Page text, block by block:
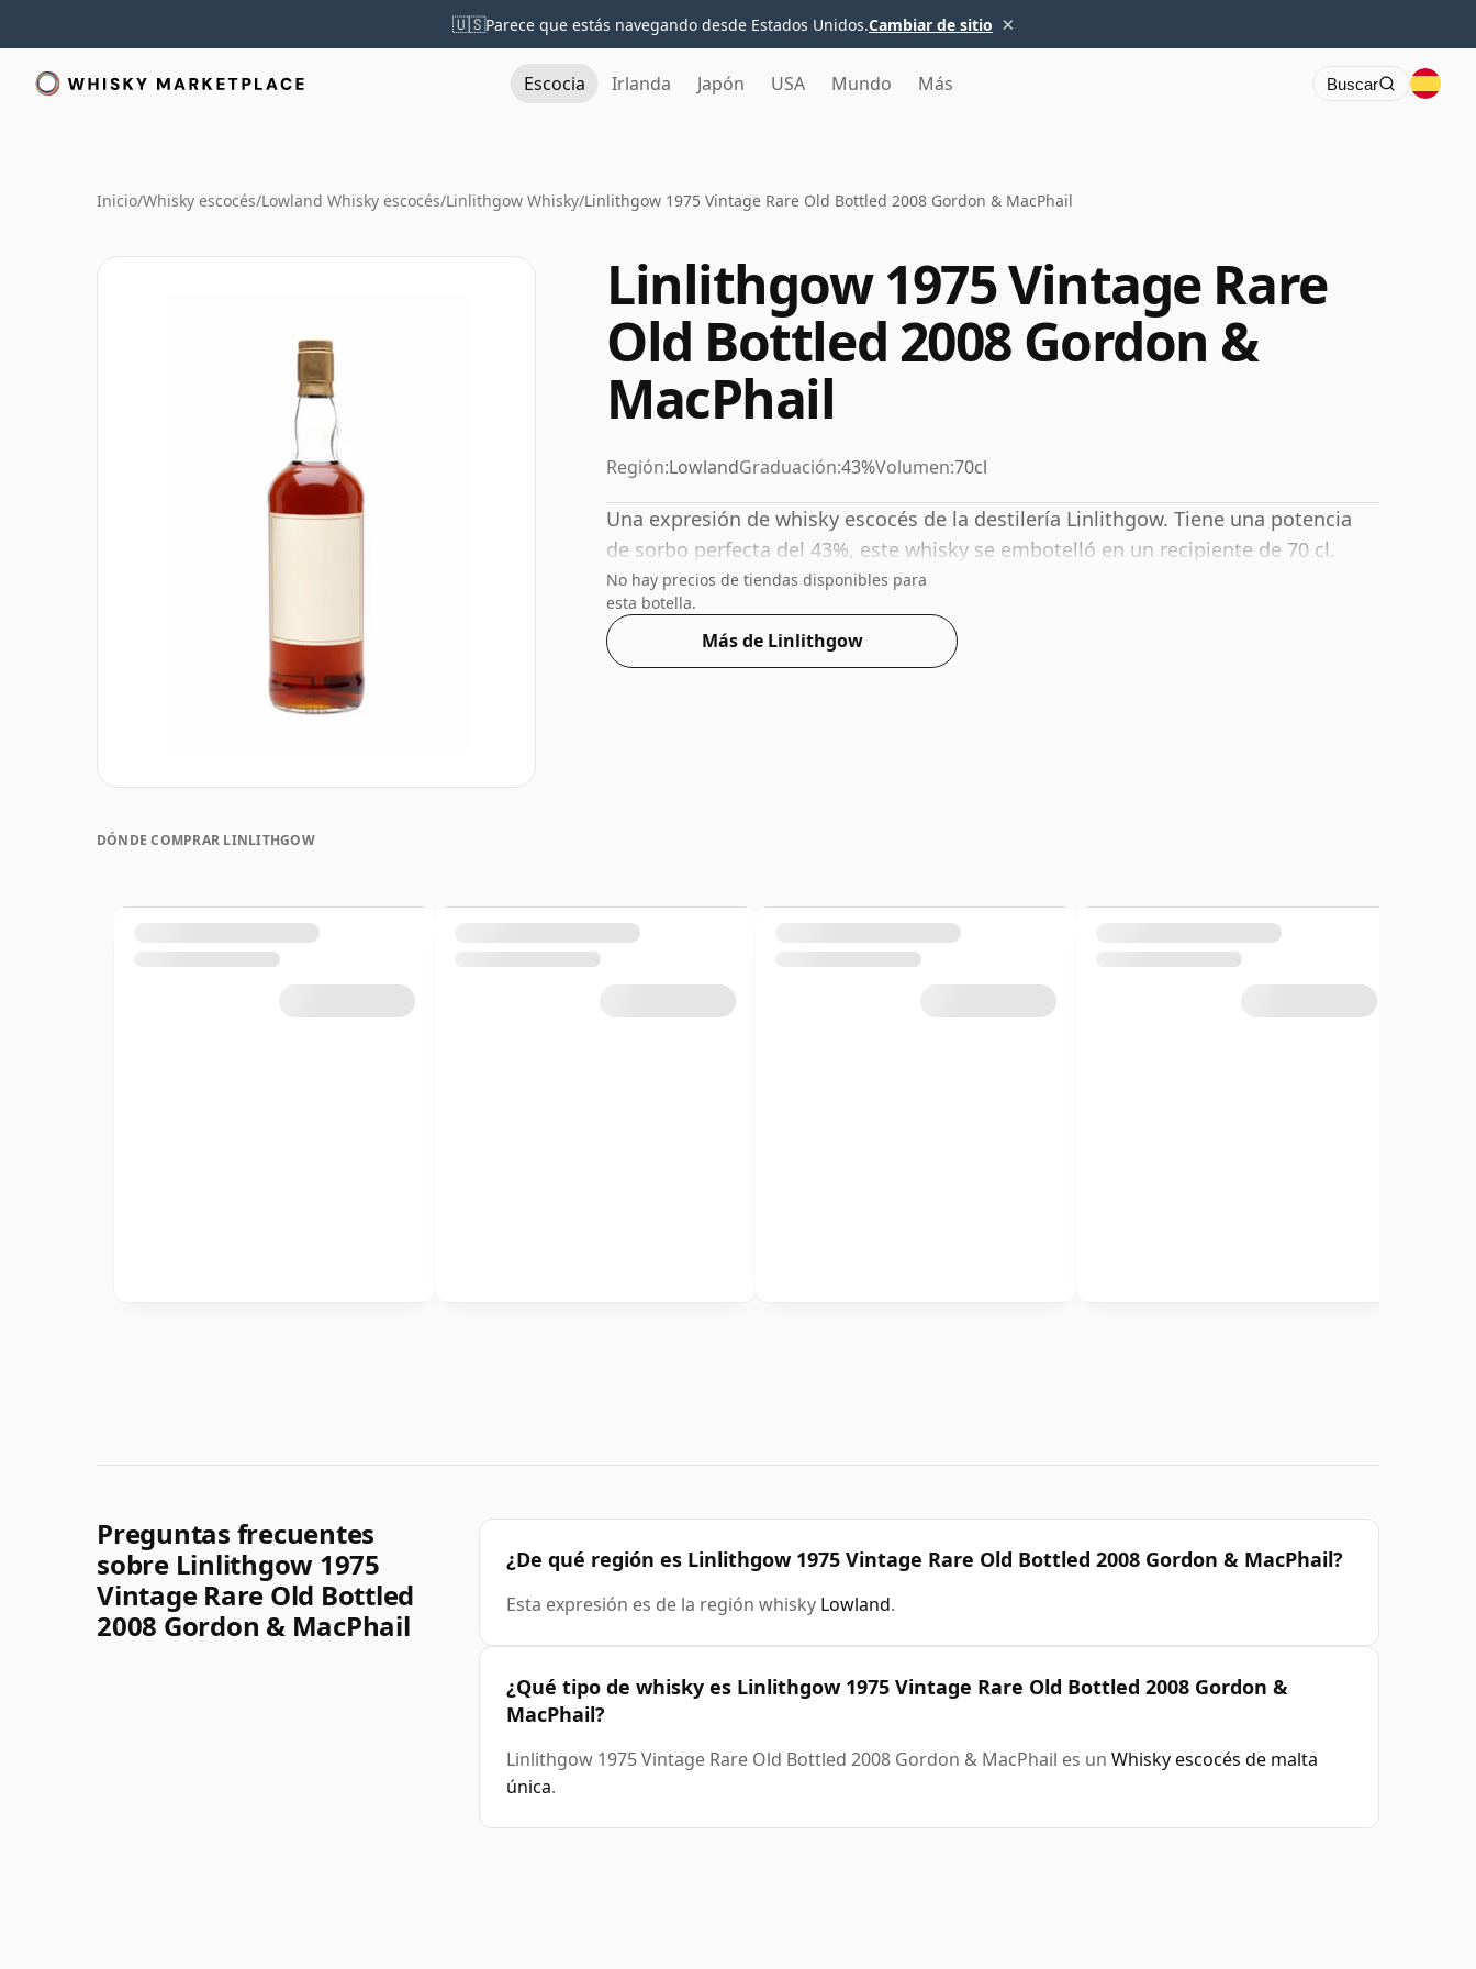
🇺🇸Parece que estás navegando desde Estados Unidos.Cambiar de sitio ×
Escocia Irlanda Japón USA Mundo Más Buscar
Inicio/Whisky escocés/Lowland Whisky escocés/Linlithgow Whisky/Linlithgow 1975 Vintage Rare Old Bottled 2008 Gordon & MacPhail
Linlithgow 1975 Vintage Rare
Old Bottled 2008 Gordon &
MacPhail
Región:LowlandGraduación:43%Volumen:70cl
Una expresión de whisky escocés de la destilería Linlithgow. Tiene una potencia
de sorbo perfecta del 43%, este whisky se embotelló en un recipiente de 70 cl.
No hay precios de tiendas disponibles para
esta botella.
Más de Linlithgow
DÓNDE COMPRAR LINLITHGOW
Preguntas frecuentes
sobre Linlithgow 1975
Vintage Rare Old Bottled
2008 Gordon & MacPhail
¿De qué región es Linlithgow 1975 Vintage Rare Old Bottled 2008 Gordon & MacPhail?
Esta expresión es de la región whisky Lowland.
¿Qué tipo de whisky es Linlithgow 1975 Vintage Rare Old Bottled 2008 Gordon &
MacPhail?
Linlithgow 1975 Vintage Rare Old Bottled 2008 Gordon & MacPhail es un Whisky escocés de malta
única.